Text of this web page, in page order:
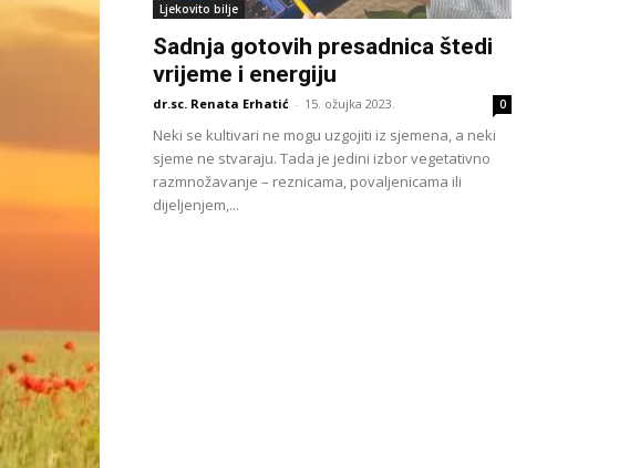
Ljekovito bilje
Sadnja gotovih presadnica štedi
vrijeme i energiju
dr.sc. Renata Erhatić - 15. ožujka 2023. 0
Neki se kultivari ne mogu uzgojiti iz sjemena, a neki
sjeme ne stvaraju. Tada je jedini izbor vegetativno
razmnožavanje – reznicama, povaljenicama ili
dijeljenjem,...